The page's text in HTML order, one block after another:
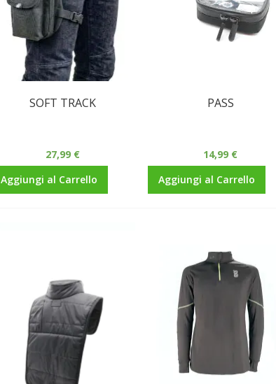
SOFT TRACK
27,99 €
Aggiungi al Carrello
PASS
14,99 €
Aggiungi al Carrello